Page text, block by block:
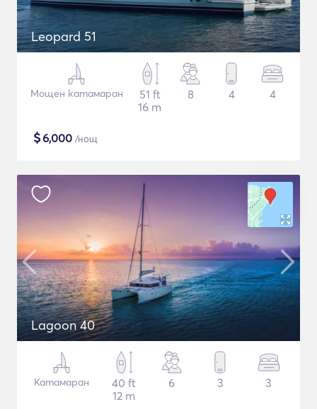
Leopard 51
Мощен катамаран
51 ft
16 m
8 4 4
$6,000 /нощ
Lagoon 40
Катамаран
40 ft
12 m
6 3 3